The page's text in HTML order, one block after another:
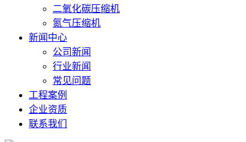
二氧化碳压缩机
氮气压缩机
新闻中心
公司新闻
行业新闻
常见问题
工程案例
企业资质
联系我们